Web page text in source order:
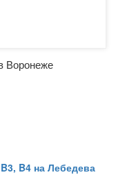
Воронеже
B4 на Лебедева